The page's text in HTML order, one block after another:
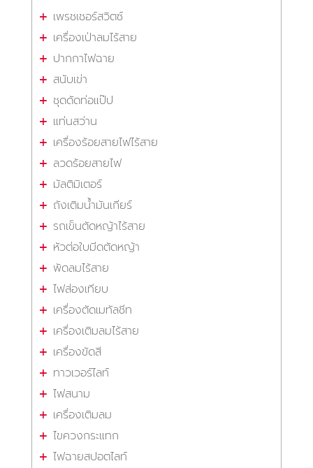
เพรชเชอร์สวิตซ์
เครื่องเป่าลมไร้สาย
ปากกาไฟฉาย
สนับเข่า
ชุดดัดท่อแป๊ป
แท่นสว่าน
เครื่องร้อยสายไฟไร้สาย
ลวดร้อยสายไฟ
มัลติมิเตอร์
ถังเติมน้ำมันเกียร์
รถเข็นตัดหญ้าไร้สาย
หัวต่อใบมีดตัดหญ้า
พัดลมไร้สาย
ไฟส่องเทียบ
เครื่องตัดเมทัลชีท
เครื่องเติมลมไร้สาย
เครื่องขัดสี
ทาวเวอร์ไลท์
ไฟสนาม
เครื่องเติมลม
ไขควงกระแทก
ไฟฉายสปอตไลท์